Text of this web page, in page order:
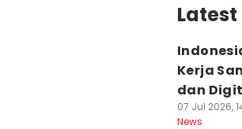
Kerja
dan
07 Jul 2026,
News